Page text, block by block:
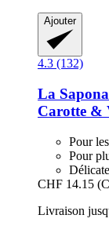
Ajouter
4.3 (132)
La
Carotte &
Pour
Pour
CHF 14.15
Livraison